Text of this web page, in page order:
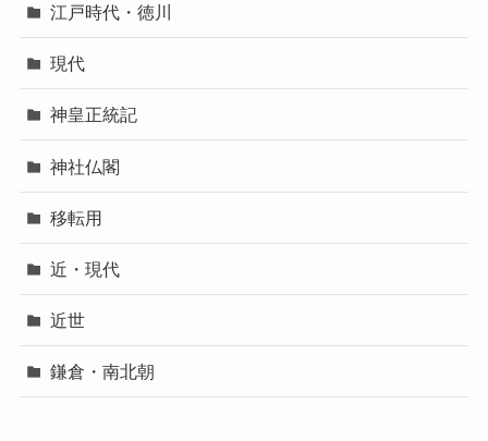
江戸時代・徳川
現代
神皇正統記
神社仏閣
移転用
近・現代
近世
鎌倉・南北朝